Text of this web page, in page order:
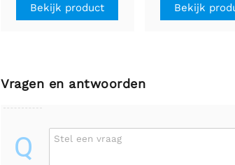
Bekijk product Bekijk
Vragen en antwoorden
Q Stel een vraag